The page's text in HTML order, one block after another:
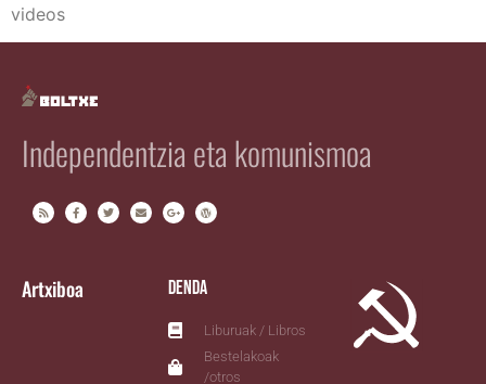
videos
Independentzia eta komunismoa
Artxiboa Denda
Liburuak / Libros
Bestelakoak
/otros